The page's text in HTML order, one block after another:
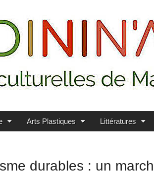
Arts Plastiques Littératures
durables : un